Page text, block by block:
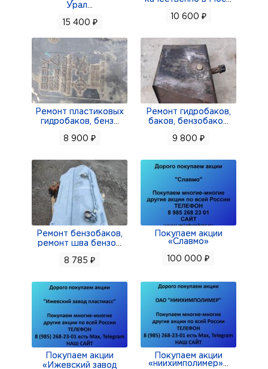
ремонтируемого изделия, бампера, капота
грузового автомобиля в живую! Запись по тел. 8
921 426 37 02
Урал
15 400 ₽
10 600 ₽
Ремонт пластиковых
гидробаков, бенз
8 900 ₽
Ремонт гидробаков,
баков, бензобако
9 800 ₽
Ремонт бензобаков,
ремонт шва бензо
8 785 ₽
Покупаем акции
«Славмо»
100 000 ₽
Покупаем акции
«Ижевский завод
Покупаем акции
«ниихимполимер»